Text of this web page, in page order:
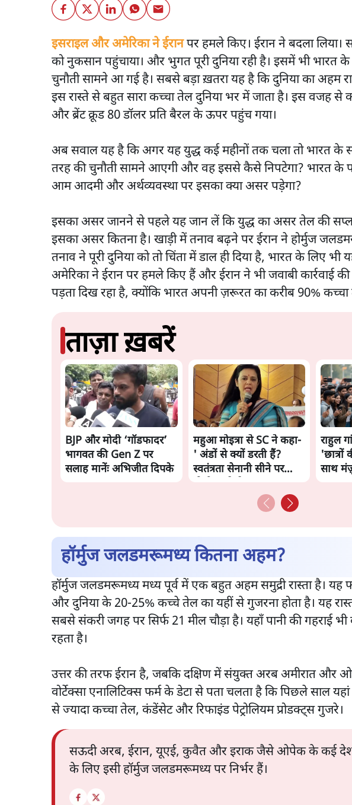
इसराइल और अमेरिका ने ईरानपर हमले किए। ईरान ने बदला
को नुकसान पहुंचाया। और भुगत पूरी दुनिया रही है। इसमें भी
चुनौती सामने आ गई है। सबसे बड़ा ख़तरा यह है कि दुनिया का अहम
इस रास्ते से बहुत सारा कच्चा तेल दुनिया भर में जाता है। इस वजह
और ब्रेंट क्रूड 80 डॉलर प्रति बैरल के ऊपर पहुंच गया।
अब सवाल यह है कि अगर यह युद्ध कई महीनों तक चला तो भारत के
तरह की चुनौती सामने आएगी और वह इससे कैसे निपटेगा? भारत के
आम आदमी और अर्थव्यवस्था पर इसका क्या असर पड़ेगा?
इसका असर जानने से पहले यह जान लें कि युद्ध का असर तेल की
इसका असर कितना है। खाड़ी में तनाव बढ़ने पर ईरान ने होर्मुज
तनाव ने पूरी दुनिया को तो चिंता में डाल ही दिया है, भारत के लिए
अमेरिका ने ईरान पर हमले किए हैं और ईरान ने भी जवाबी कार्रवाई
पड़ता दिख रहा है, क्योंकि भारत अपनी ज़रूरत का करीब 90% कच्चा
ताज़ा ख़बरें
BJP और मोदी ‘गॉडफादर’
भागवत की Gen Z पर
सलाह मानेंः अभिजीत दिपके
महुआ मोइत्रा से SC ने कहा-
' अंडों से क्यों डरती हैं?
स्वतंत्रता सेनानी सीने पर
राहुल
साथ
हॉर्मुज जलडमरूमध्य कितना अहम?
हॉर्मुज जलडमरूमध्य मध्य पूर्व में एक बहुत अहम समुद्री रास्ता है। यह
और दुनिया के 20-25% कच्चे तेल का यहीं से गुजरना होता है। यह
सबसे संकरी जगह पर सिर्फ 21 मील चौड़ा है। यहाँ पानी की गहराई
रहता है।
उत्तर की तरफ ईरान है, जबकि दक्षिण में संयुक्त अरब अमीरात और
वोर्टेक्सा एनालिटिक्स फर्म के डेटा से पता चलता है कि पिछले साल
से ज्यादा कच्चा तेल, कंडेंसेट और रिफाइंड पेट्रोलियम प्रोडक्ट्स गुजरे।
सऊदी अरब, ईरान, यूएई, कुवैत और इराक जैसे ओपेक के कई देश
के लिए इसी हॉर्मुज जलडमरूमध्य पर निर्भर हैं।